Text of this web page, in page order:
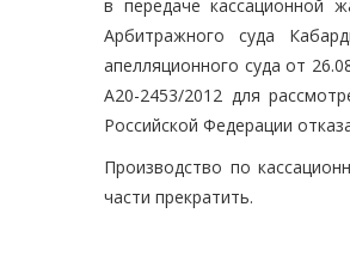
в передаче кассационной
Арбитражного суда
апелляционного суда от
А20-2453/2012 для
Российской Федерации
Производство по
части прекратить.